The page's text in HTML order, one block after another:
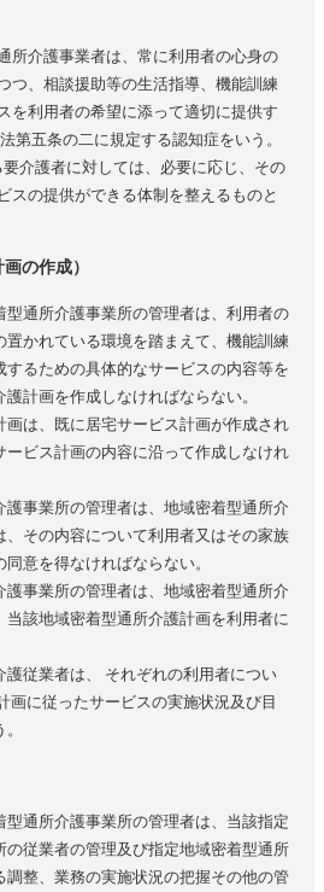
介護事業者は、常に利用者の心身の
つ、相談援助等の生活指導、機能訓練
を利用者の希望に添って適切に提供す
第五条の二に規定する認知症をいう。
介護者に対しては、必要に応じ、その
スの提供ができる体制を整えるものと
の作成）
通所介護事業所の管理者は、利用者の
置かれている環境を踏まえて、機能訓練
るための具体的なサービスの内容等を
計画を作成しなければならない。
は、既に居宅サービス計画が作成され
ービス計画の内容に沿って作成しなけれ
事業所の管理者は、地域密着型通所介
、その内容について利用者又はその家族
意を得なければならない。
事業所の管理者は、地域密着型通所介
該地域密着型通所介護計画を利用者に
従業者は、 それぞれの利用者につい
画に従ったサービスの実施状況及び目
通所介護事業所の管理者は、当該指定
の従業者の管理及び指定地域密着型通所
調整、業務の実施状況の把握その他の管